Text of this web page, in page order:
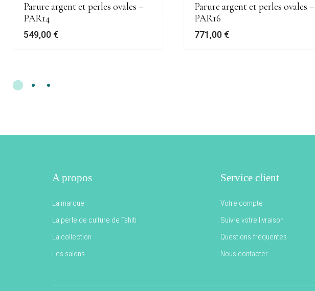
Parure argent et perles ovales –
PAR14
549,00 €
Parure argent et perles ovales –
PAR16
771,00 €
A propos
La marque
La perle de culture de Tahiti
La collection
Les salons
Service client
Votre compte
Suivre votre livraison
Questions fréquentes
Nous contacter